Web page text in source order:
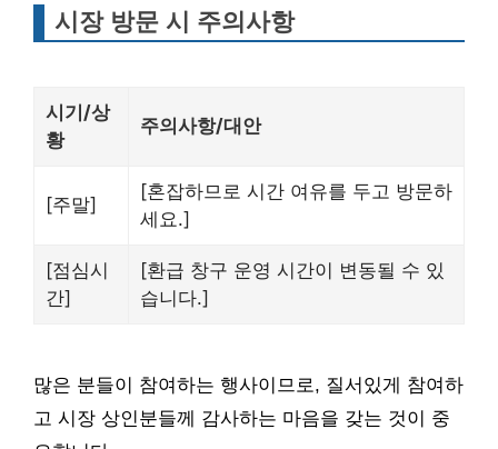
시장 방문 시 주의사항
시기/상
황
주의사항/대안
[주말]
[혼잡하므로 시간 여유를 두고 방문하
세요.]
[점심시
간]
[환급 창구 운영 시간이 변동될 수 있
습니다.]
많은 분들이 참여하는 행사이므로, 질서있게 참여하
고 시장 상인분들께 감사하는 마음을 갖는 것이 중